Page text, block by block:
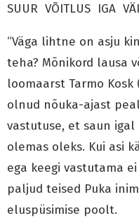
SUUR VÕITLUS IGA
“Väga lihtne on asju
teha? Mõnikord lausa
loomaarst Tarmo Kosk
olnud nõuka-ajast
vastutuse, et saun
olemas oleks. Kui asi
ega keegi vastutama
paljud teised Puka
eluspüsimise poolt.